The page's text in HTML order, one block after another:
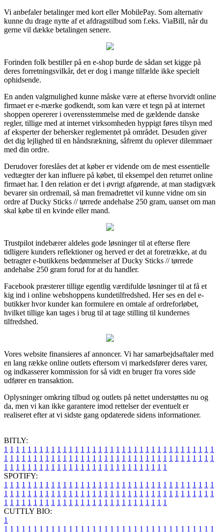
Vi anbefaler betalinger med kort eller MobilePay. Som alternativ
kunne du drage nytte af et afdragstilbud som f.eks. ViaBill, når du
gerne vil dække betalingen senere.
Forinden folk bestiller på en e-shop burde de sådan set kigge på
deres forretningsvilkår, det er dog i mange tilfælde ikke specielt
ophidsende.
En anden valgmulighed kunne måske være at efterse hvorvidt online
firmaet er e-mærke godkendt, som kan være et tegn på at internet
shoppen opererer i overensstemmelse med de gældende danske
regler, tillige med at internet virksomheden hyppigt føres tilsyn med
af eksperter der behersker reglementet på området. Desuden giver
det dig lejlighed til en håndsrækning, såfremt du oplever dilemmaer
med din ordre.
Derudover foreslåes det at køber er vidende om de mest essentielle
vedtægter der kan influere på købet, til eksempel den returret online
firmaet har. I den relation er det i øvrigt afgørende, at man stadigvæk
bevarer sin ordremail, så man fremadrettet vil kunne vidne om sin
ordre af Ducky Sticks // tørrede andehalse 250 gram, uanset om man
skal købe til en kvinde eller mand.
Trustpilot indebærer aldeles gode løsninger til at efterse flere
tidligere kunders reflektioner og herved er det at foretrække, at du
betragter e-butikkens bedømmelser af Ducky Sticks // tørrede
andehalse 250 gram forud for at du handler.
Facebook præsterer tillige egentlig værdifulde løsninger til at få et
kig ind i online webshoppens kundetilfredshed. Her ses en del e-
butikker hvor kunder kan formulere en omtale af ordreforløbet,
hvilket tillige kan tages i brug til at tage stilling til kundernes
tilfredshed.
Vores website finansieres af annoncer. Vi har samarbejdsaftaler med
en lang række online outlets eftersom vi markedsfører deres varer,
og indkasserer kommission for så vidt en bruger fra vores side
udfører en transaktion.
Oplysninger omkring tilbud og outlets på nettet understøttes nu og
da, men vi kan ikke garantere imod rettelser der eventuelt er
realiseret efter at vi sidste gang opdaterede sidens informationer.
BITLY:
1 1 1 1 1 1 1 1 1 1 1 1 1 1 1 1 1 1 1 1 1 1 1 1 1 1 1 1 1 1 1 1 1 1 1 1
1 1 1 1 1 1 1 1 1 1 1 1 1 1 1 1 1 1 1 1 1 1 1 1 1 1 1 1 1 1 1 1 1 1 1 1
1 1 1 1 1 1 1 1 1 1 1 1 1 1 1 1 1 1 1 1 1 1 1 1 1 1 1 1
SPOTIFY:
1 1 1 1 1 1 1 1 1 1 1 1 1 1 1 1 1 1 1 1 1 1 1 1 1 1 1 1 1 1 1 1 1 1 1 1
1 1 1 1 1 1 1 1 1 1 1 1 1 1 1 1 1 1 1 1 1 1 1 1 1 1 1 1 1 1 1 1 1 1 1 1
1 1 1 1 1 1 1 1 1 1 1 1 1 1 1 1 1 1 1 1 1 1 1 1 1 1 1 1
CUTTLY BIO:
1
1 1 1 1 1 1 1 1 1 1 1 1 1 1 1 1 1 1 1 1 1 1 1 1 1 1 1 1 1 1 1 1 1 1 1 1